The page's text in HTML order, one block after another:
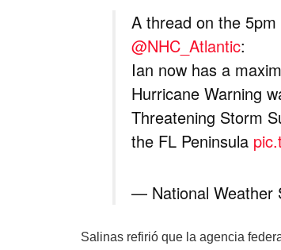
A thread on the
@NHC_Atlantic:
Ian now has a
Hurricane Warning
Threatening Storm
the FL Peninsula
— National Weather
Salinas refirió que la agencia